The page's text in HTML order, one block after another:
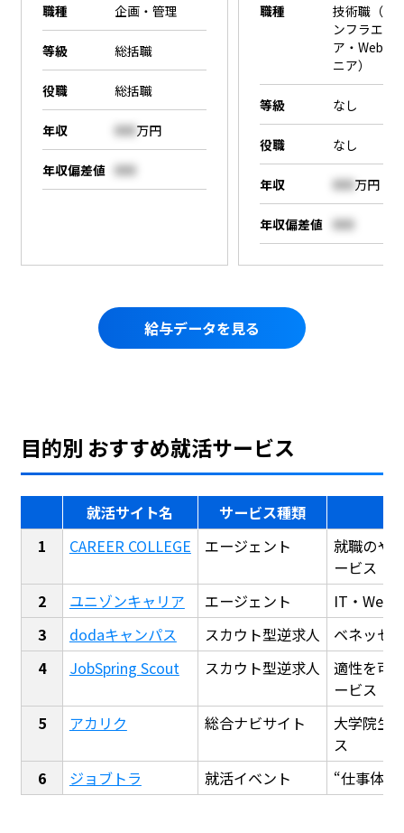
職種 企画・管理
等級 総括職
役職 総括職
年収 000万円
年収偏差値 000
職種
技術職（SE
ンフラエン
ア・Webエ
ニア）
等級 なし
役職 なし
年収 000万円
年収偏差値 000
給与データを見る
目的別 おすすめ就活サービス
就活サイト名
サービス種類
CAREER COLLEGE
エージェント
就職のや
ービス
ユニゾンキャリア
エージェント
IT・Web
dodaキャンパス
スカウト型逆求人
ベネッセ
JobSpring Scout
スカウト型逆求人
適性を可
ービス
アカリク
総合ナビサイト
大学院生
ス
ジョブトラ
就活イベント “仕事体